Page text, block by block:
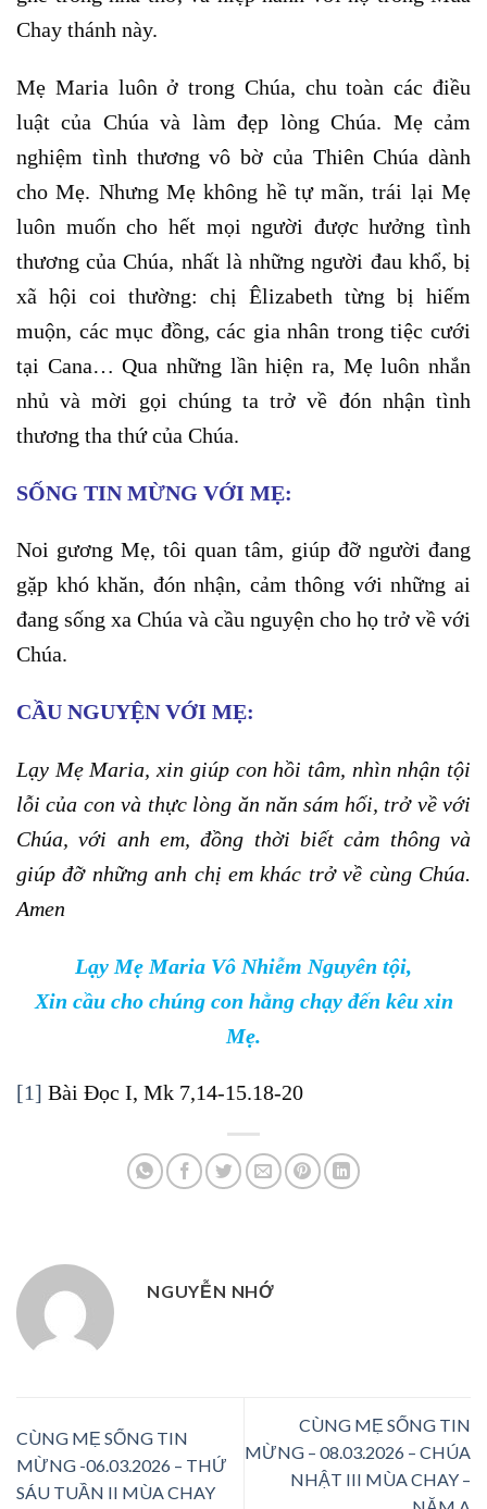
Chay thánh này.
Mẹ Maria luôn ở trong Chúa, chu toàn các điều
luật của Chúa và làm đẹp lòng Chúa. Mẹ cảm
nghiệm tình thương vô bờ của Thiên Chúa dành
cho Mẹ. Nhưng Mẹ không hề tự mãn, trái lại Mẹ
luôn muốn cho hết mọi người được hưởng tình
thương của Chúa, nhất là những người đau khổ, bị
xã hội coi thường: chị Êlizabeth từng bị hiếm
muộn, các mục đồng, các gia nhân trong tiệc cưới
tại Cana… Qua những lần hiện ra, Mẹ luôn nhắn
nhủ và mời gọi chúng ta trở về đón nhận tình
thương tha thứ của Chúa.
SỐNG TIN MỪNG VỚI MẸ:
Noi gương Mẹ, tôi quan tâm, giúp đỡ người đang
gặp khó khăn, đón nhận, cảm thông với những ai
đang sống xa Chúa và cầu nguyện cho họ trở về với
Chúa.
CẦU NGUYỆN VỚI MẸ:
Lạy Mẹ Maria, xin giúp con hồi tâm, nhìn nhận tội
lỗi của con và thực lòng ăn năn sám hối, trở về với
Chúa, với anh em, đồng thời biết cảm thông và
giúp đỡ những anh chị em khác trở về cùng Chúa.
Amen
Lạy Mẹ Maria Vô Nhiễm Nguyên tội,
Xin cầu cho chúng con hằng chạy đến kêu xin
Mẹ.
[1] Bài Đọc I, Mk 7,14-15.18-20
NGUYỄN NHỚ
CÙNG MẸ SỐNG TIN
MỪNG -06.03.2026 – THỨ
SÁU TUẦN II MÙA CHAY
CÙNG MẸ SỐNG TIN
MỪNG – 08.03.2026 – CHÚA
NHẬT III MÙA CHAY –